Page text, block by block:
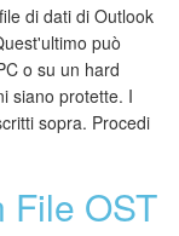
di dati di Outlook
può
o su un hard
siano protette. I
sopra. Procedi
File OST